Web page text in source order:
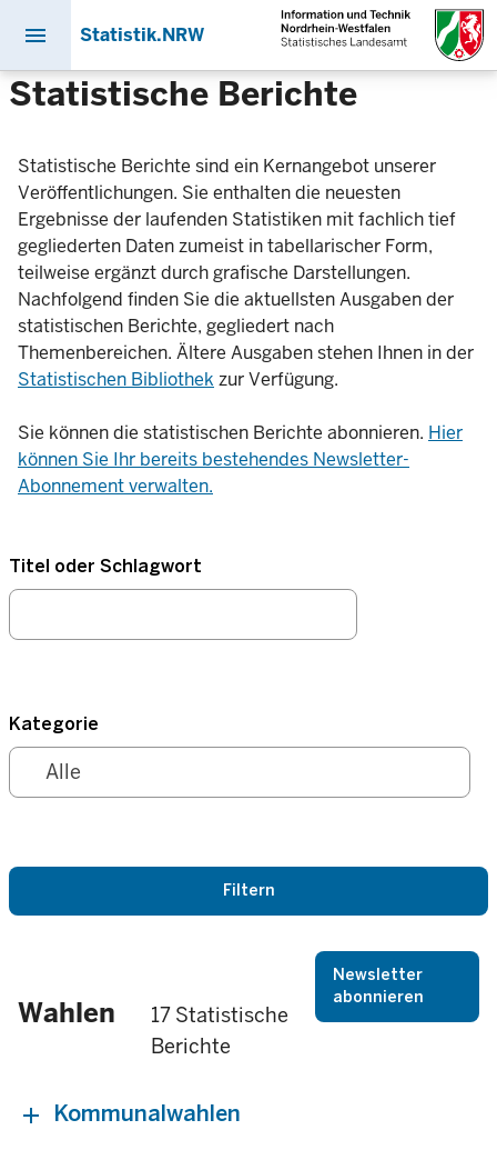
Direkt
zum
menu Statistik.NRW
Statistische Berichte
Statistische Berichte sind ein Kernangebot unserer
Veröffentlichungen. Sie enthalten die neuesten
Ergebnisse der laufenden Statistiken mit fachlich tief
gegliederten Daten zumeist in tabellarischer Form,
teilweise ergänzt durch grafische Darstellungen.
Nachfolgend finden Sie die aktuellsten Ausgaben der
statistischen Berichte, gegliedert nach
Themenbereichen. Ältere Ausgaben stehen Ihnen in der
Statistischen Bibliothek zur Verfügung.
Sie können die statistischen Berichte abonnieren. Hier
können Sie Ihr bereits bestehendes Newsletter-
Abonnement verwalten.
Titel oder Schlagwort
Kategorie
Wahlen
17 Statistische
Berichte
Newsletter
abonnieren
Kommunalwahlen